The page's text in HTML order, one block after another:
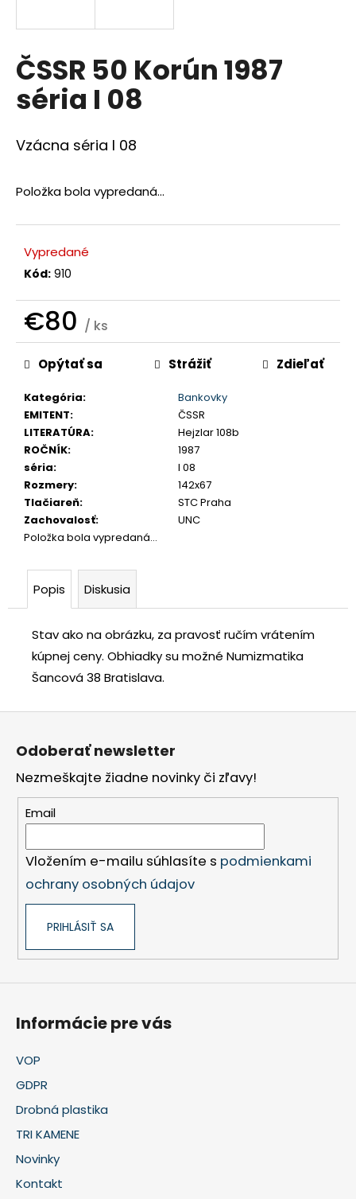
ČSSR 50 Korún 1987
séria I 08
Vzácna séria I 08
Položka bola vypredaná…
Vypredané
Kód: 910
€80 / ks
Jednotková
cena:
Kategória:
Bankovky
EMITENT:
ČSSR
LITERATÚRA:
Hejzlar 108b
ROČNÍK:
1987
séria:
I 08
Rozmery:
142x67
Tlačiareň:
STC Praha
Zachovalosť:
UNC
Položka bola vypredaná…
Opýtať sa Strážiť Zdieľať
Popis Diskusia
Stav ako na obrázku, za pravosť ručím vrátením
kúpnej ceny. Obhiadky su možné Numizmatika
Šancová 38 Bratislava.
s
ť
?
HĽADAŤ
O
d
p
o
ú
č
m
e
TETRADRACHMA
PTOLEMAIOS
VI.
PHILOMETOR,
SALAMIS
€350
Z
Odoberať newsletter
Nezmeškajte žiadne novinky či zľavy!
Email
Vložením e-mailu súhlasíte s podmienkami
ochrany osobných údajov
PRIHLÁSIŤ SA
Informácie pre vás
VOP
GDPR
Drobná plastika
TRI KAMENE
Novinky
Kontakt